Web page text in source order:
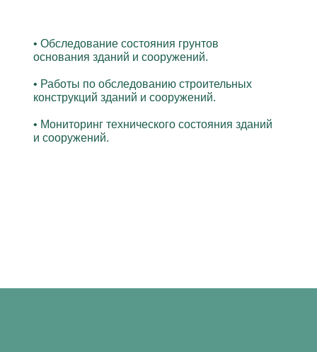
• Обследование состояния грунтов
основания зданий и сооружений.
• Работы по обследованию строительных
конструкций зданий и сооружений.
• Мониторинг технического состояния зданий
и сооружений.